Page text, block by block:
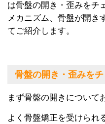
は骨盤の開き・歪みをチ
メカニズム、骨盤が開き
てご紹介します。
骨盤の開き・歪みを
まず骨盤の開きについて
よく骨盤矯正を受けられ